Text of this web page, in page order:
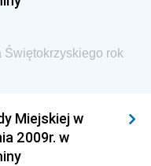
i
Świętokrzyskiego rok
Miejskiej w
2009r. w